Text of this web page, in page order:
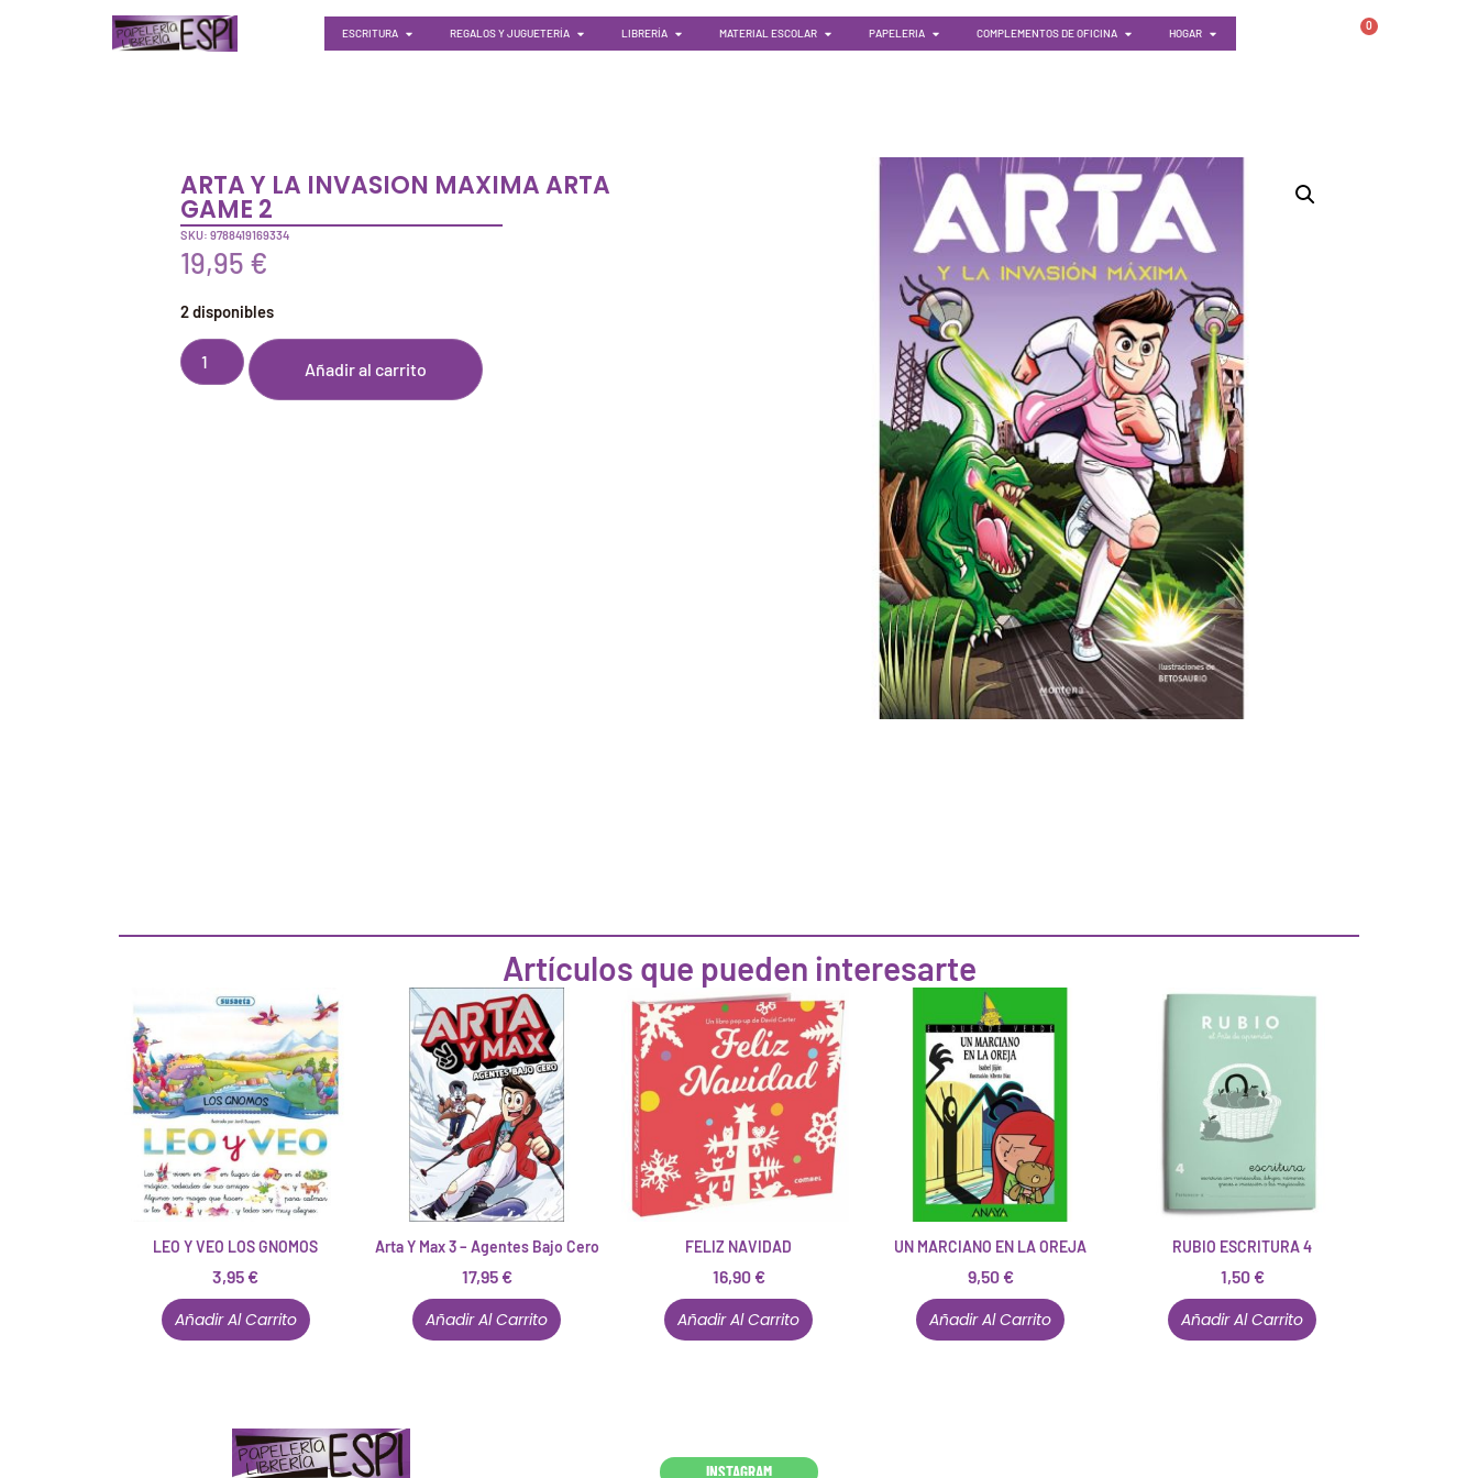
ESCRITURA REGALOS Y JUGUETERÍA LIBRERÍA MATERIAL ESCOLAR PAPELERIA COMPLEMENTOS DE OFICINA HOGAR
0
ARTA Y LA INVASION MAXIMA ARTA
GAME 2
SKU: 9788419169334
19,95 €
2 disponibles
Añadir al carrito
Artículos que pueden interesarte
LEO Y VEO LOS GNOMOS
3,95 €
Añadir Al Carrito
Arta Y Max 3 – Agentes Bajo Cero
17,95 €
Añadir Al Carrito
FELIZ NAVIDAD
16,90 €
Añadir Al Carrito
UN MARCIANO EN LA OREJA
9,50 €
Añadir Al Carrito
RUBIO ESCRITURA 4
1,50 €
Añadir Al Carrito
INSTAGRAM